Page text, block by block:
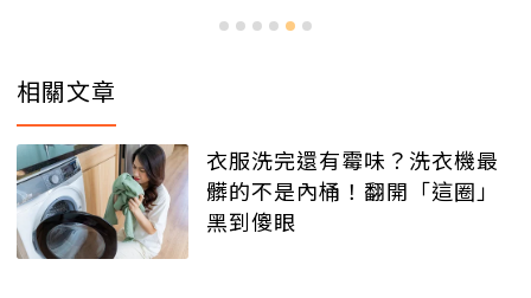
相關文章
衣服洗完還有霉味？洗衣機最
髒的不是內桶！翻開「這圈」
黑到傻眼